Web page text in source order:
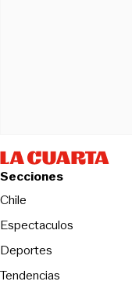
Secciones
Chile
Espectaculos
Deportes
Tendencias